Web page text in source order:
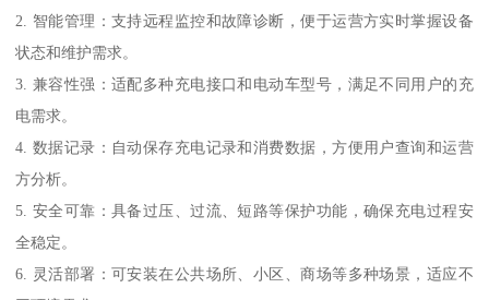
2. 智能管理：支持远程监控和故障诊断，便于运营方实时掌握设备
状态和维护需求。
3. 兼容性强：适配多种充电接口和电动车型号，满足不同用户的充
电需求。
4. 数据记录：自动保存充电记录和消费数据，方便用户查询和运营
方分析。
5. 安全可靠：具备过压、过流、短路等保护功能，确保充电过程安
全稳定。
6. 灵活部署：可安装在公共场所、小区、商场等多种场景，适应不